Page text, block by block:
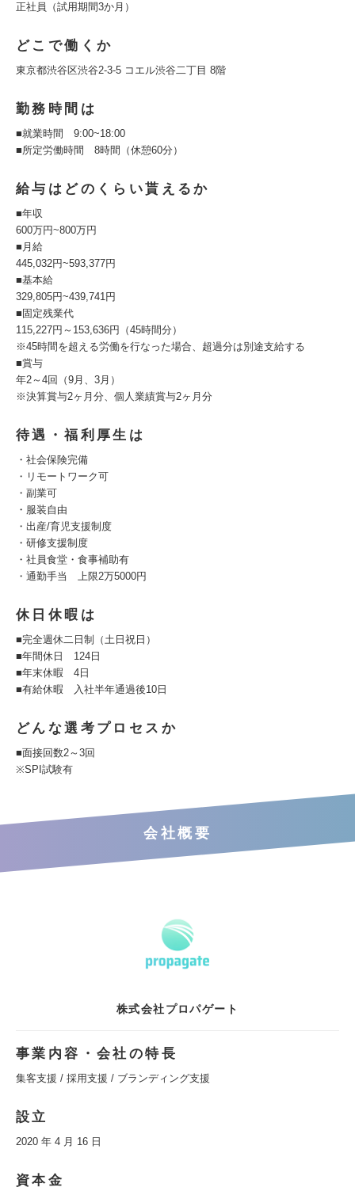
正社員（試用期間3か月）
どこで働くか
東京都渋谷区渋谷2-3-5 コエル渋谷二丁目 8階
勤務時間は
■就業時間 9:00~18:00
■所定労働時間 8時間（休憩60分）
給与はどのくらい貰えるか
■年収
600万円~800万円
■月給
445,032円~593,377円
■基本給
329,805円~439,741円
■固定残業代
115,227円～153,636円（45時間分）
※45時間を超える労働を行なった場合、超過分は別途支給する
■賞与
年2～4回（9月、3月）
※決算賞与2ヶ月分、個人業績賞与2ヶ月分
待遇・福利厚生は
・社会保険完備
・リモートワーク可
・副業可
・服装自由
・出産/育児支援制度
・研修支援制度
・社員食堂・食事補助有
・通勤手当 上限2万5000円
休日休暇は
■完全週休二日制（土日祝日）
■年間休日 124日
■年末休暇 4日
■有給休暇 入社半年通過後10日
どんな選考プロセスか
■面接回数2～3回
※SPI試験有
会社概要
株式会社プロパゲート
事業内容・会社の特長
集客支援 / 採用支援 / ブランディング支援
設立
2020 年 4 月 16 日
資本金